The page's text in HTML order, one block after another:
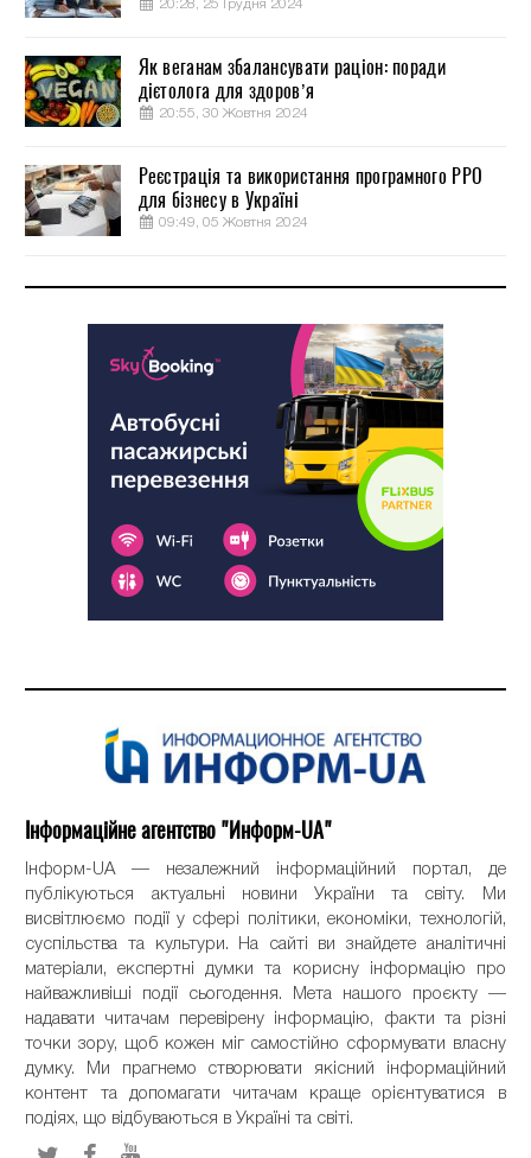
20:28, 25 Грудня 2024
Як веганам збалансувати раціон: поради
дієтолога для здоров’я
20:55, 30 Жовтня 2024
Реєстрація та використання програмного РРО
для бізнесу в Україні
09:49, 05 Жовтня 2024
Інформаційне агентство "Информ-UA"
Інформ-UA — незалежний інформаційний портал, де
публікуються актуальні новини України та світу. Ми
висвітлюємо події у сфері політики, економіки, технологій,
суспільства та культури. На сайті ви знайдете аналітичні
матеріали, експертні думки та корисну інформацію про
найважливіші події сьогодення. Мета нашого проєкту —
надавати читачам перевірену інформацію, факти та різні
точки зору, щоб кожен міг самостійно сформувати власну
думку. Ми прагнемо створювати якісний інформаційний
контент та допомагати читачам краще орієнтуватися в
подіях, що відбуваються в Україні та світі.